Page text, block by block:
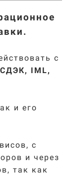
с
СДЭК, IML,
и его
с
и через
так как